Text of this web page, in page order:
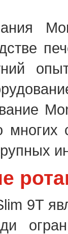
опыт
9T